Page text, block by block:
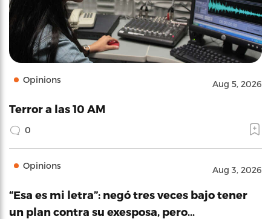
Opinions Aug 5, 2026
Terror a las 10 AM
0
Opinions Aug 3, 2026
“Esa es mi letra”: negó tres veces bajo tener
un plan contra su exesposa, pero…